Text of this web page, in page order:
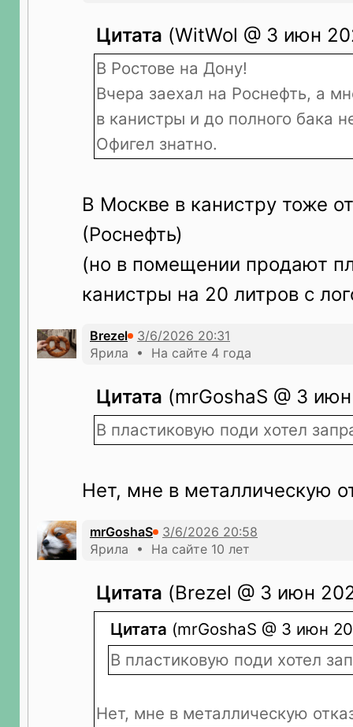
Цитата (WitWol @ 3 июн
В Ростове на Дону!
Вчера заехал на Роснефть, а
в канистры и до полного бака
Офигел знатно.
В Москве в канистру тоже
(Роснефть)
(но в помещении продают
канистры на 20 литров с
Brezel
Ярила • На сайте 4 года
Цитата (mrGoshaS @ 3
В пластиковую поди хотел
Нет, мне в металлическую
mrGoshaS
Ярила • На сайте 10 лет
Цитата (Brezel @ 3 июн
Цитата (mrGoshaS @ 3 июн
В пластиковую поди хотел
Нет, мне в металлическую